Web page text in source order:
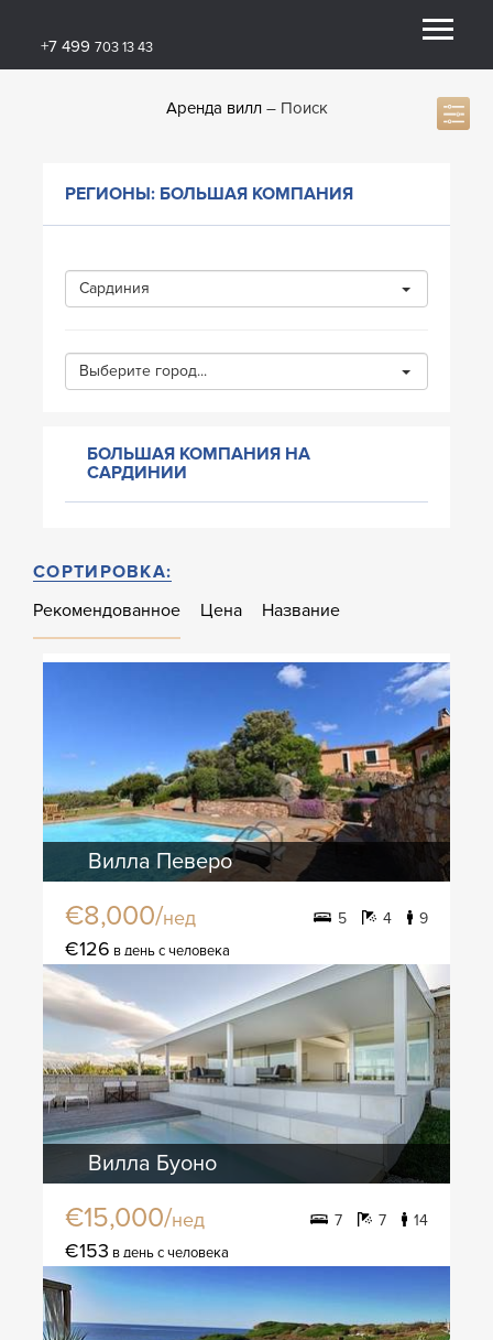
+7 499 703 13 43
Аренда вилл Поиск
РЕГИОНЫ: БОЛЬШАЯ КОМПАНИЯ
Сардиния
Выберите город...
БОЛЬШАЯ КОМПАНИЯ НА
САРДИНИИ
СОРТИРОВКА:
Рекомендованное
Цена Название
Вилла Певеро
€8,000/нед 5 4 9
€126 в день с человека
Вилла Буоно
€15,000/нед 7 7 14
€153 в день с человека